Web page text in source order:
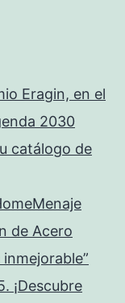
Eragin, en el
2030
catálogo de
de Acero
¡Descubre